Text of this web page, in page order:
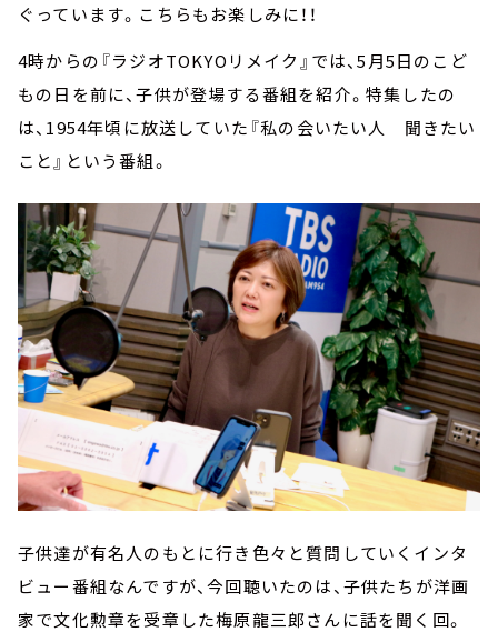
ぐっています。こちらもお楽しみに！！
4時からの『ラジオTOKYOリメイク』では、5月5日のこど
もの日を前に、子供が登場する番組を紹介。特集したの
は、1954年頃に放送していた『私の会いたい人 聞きたい
こと』という番組。
子供達が有名人のもとに行き色々と質問していくインタ
ビュー番組なんですが、今回聴いたのは、子供たちが洋画
家で文化勲章を受章した梅原龍三郎さんに話を聞く回。